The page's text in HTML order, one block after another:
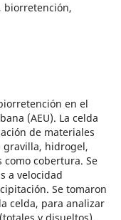
biorretención,
en el
(AEU). La celda
de materiales
gravilla, hidrogel,
cobertura. Se
a velocidad
Se tomaron
celda, para analizar